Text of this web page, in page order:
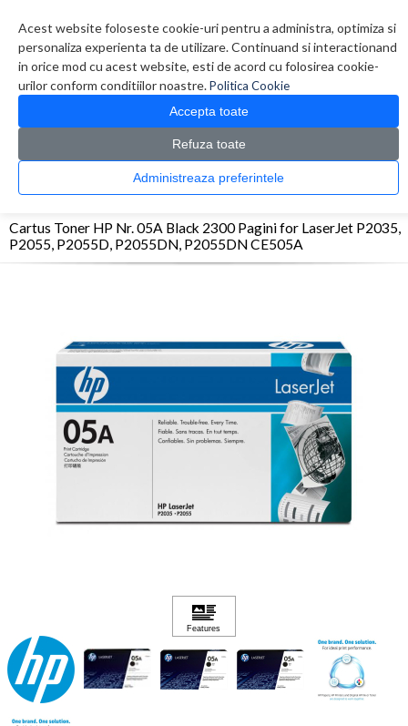
Acest website foloseste cookie-uri pentru a administra, optimiza si
personaliza experienta ta de utilizare. Continuand si interactionand
in orice mod cu acest website, esti de acord cu folosirea cookie-
urilor conform conditiilor noastre.Politica Cookie
Accepta toate
Refuza toate
Administreaza preferintele
0 produs(e)
CATALOG PRODUSE
Consumabile originale > Toner > Cartus Toner HP Nr. 05A Black 2300
Cartus Toner HP Nr. 05A Black 2300 Pagini for LaserJet P2035,
P2055, P2055D, P2055DN, P2055DN CE505A